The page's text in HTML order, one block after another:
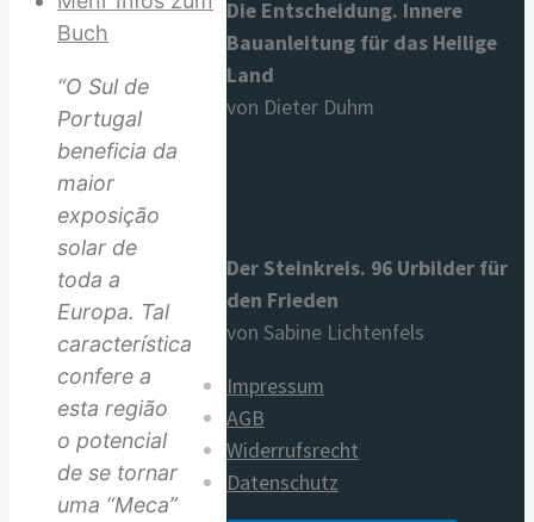
Menge
Buch
“O Sul de
Portugal
beneficia da
maior
exposição
solar de
toda a
Europa. Tal
característica
confere a
esta região
o potencial
de se tornar
uma “Meca”
Die Entscheidung. Innere
Bauanleitung für das Heilige
Land
von Dieter Duhm
Der Steinkreis. 96 Urbilder für
den Frieden
von Sabine Lichtenfels
Impressum
AGB
Widerrufsrecht
Datenschutz